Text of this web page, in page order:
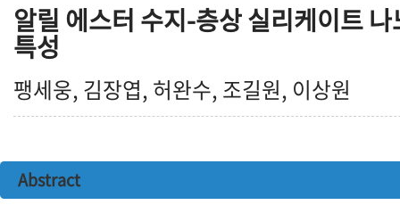
알릴 에스터 수지-층상 실리케이트
특성
팽세웅, 김장엽, 허완수, 조길원, 이상원
Abstract